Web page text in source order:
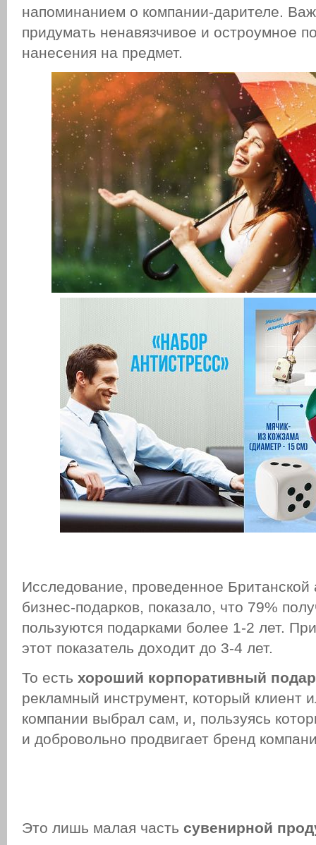
напоминанием о компании-дарителе.
придумать ненавязчивое и остроумное
нанесения на предмет.
Исследование, проведенное Британской
бизнес-подарков, показало, что 79%
пользуются подарками более 1-2 лет.
этот показатель доходит до 3-4 лет.
То есть хороший корпоративный
рекламный инструмент, который клиент
компании выбрал сам, и, пользуясь
и добровольно продвигает бренд
Это лишь малая часть сувенирной